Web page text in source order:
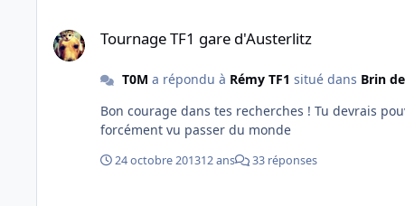
Tournage TF1 gare d'Austerlitz
T0M a répondu à Rémy TF1 situé dans Brin
Bon courage dans tes recherches ! Tu devrais pouvoir trouver quelqu'un ici. Une gare parisienne, peu importe laquelle, a
forcément vu passer du monde
24 octobre 201312 ans 33 réponses